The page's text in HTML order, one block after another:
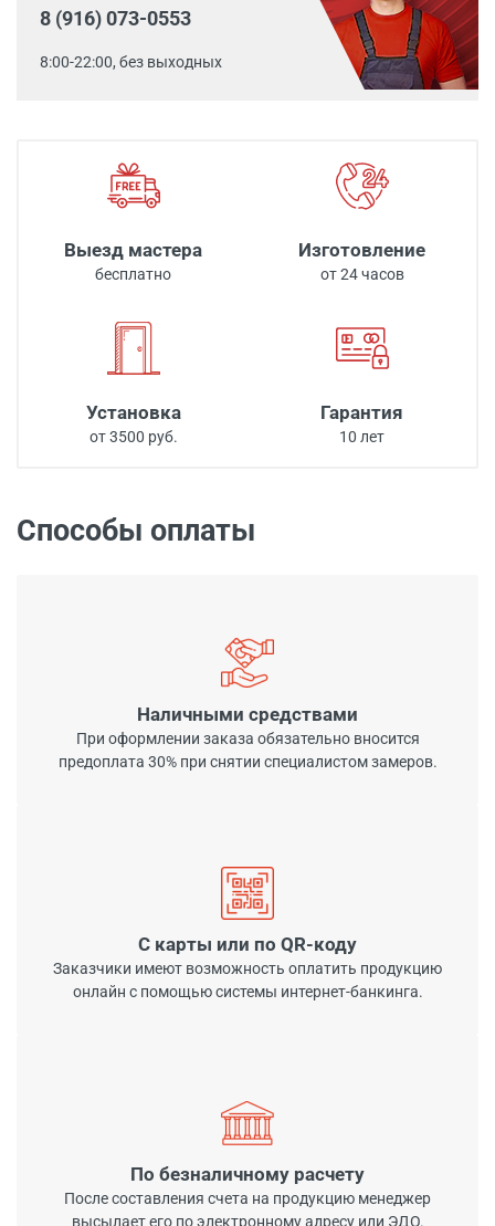
8 (916) 073-0553
8:00-22:00, без выходных
Выезд мастера
бесплатно
Изготовление
от 24 часов
Установка
от 3500 руб.
Гарантия
10 лет
Способы оплаты
Наличными средствами
При оформлении заказа обязательно вносится
предоплата 30% при снятии специалистом замеров.
С карты или по QR-коду
Заказчики имеют возможность оплатить продукцию
онлайн с помощью системы интернет-банкинга.
По безналичному расчету
После составления счета на продукцию менеджер
высылает его по электронному адресу или ЭДО.